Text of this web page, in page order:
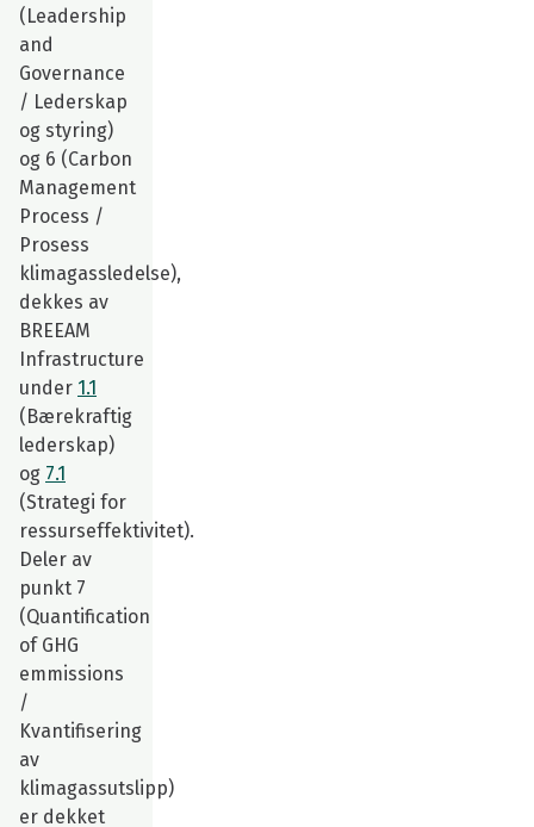
(Leadership
and
Governance
/ Lederskap
og styring)
og 6 (Carbon
Management
Process /
Prosess
klimagassledelse),
dekkes av
BREEAM
Infrastructure
under 1.1
(Bærekraftig
lederskap)
og 7.1
(Strategi for
ressurseffektivitet).
Deler av
punkt 7
(Quantification
of GHG
emmissions
/
Kvantifisering
av
klimagassutslipp)
er dekket